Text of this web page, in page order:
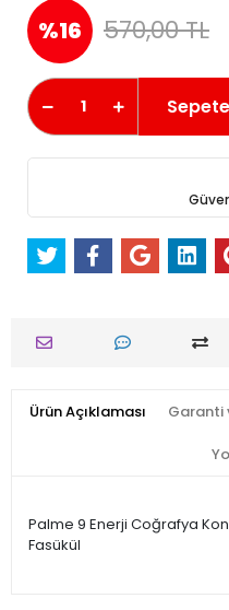
%16 570,00 TL
Ürün Açıklaması Garanti
Palme 9 Enerji Coğrafya
Fasükül